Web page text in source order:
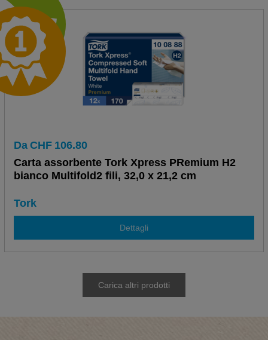
Da CHF 106.80
Carta assorbente Tork Xpress PRemium H2
bianco Multifold2 fili, 32,0 x 21,2 cm
Tork
Dettagli
Carica altri prodotti